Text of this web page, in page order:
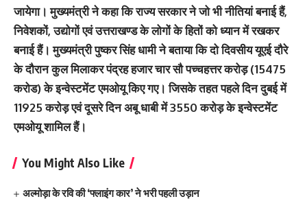
जायेगा। मुख्यमंत्री ने कहा कि राज्य सरकार ने जो भी नीतियां बनाई हैं,
निवेशकों, उद्योगों एवं उत्तराखण्ड के लोगों के हितों को ध्यान में रखकर
बनाई हैं। मुख्यमंत्री पुष्कर सिंह धामी ने बताया कि दो दिवसीय यूएई दौरे
के दौरान कुल मिलाकर पंद्रह हजार चार सौ पच्चहत्तर करोड़ (15475
करोड) के इन्वेस्टमेंट एमओयू किए गए। जिसके तहत पहले दिन दुबई में
11925 करोड़ एवं दूसरे दिन अबू धाबी में 3550 करोड़ के इन्वेस्टमेंट
एमओयू शामिल हैं।
You Might Also Like
अल्मोड़ा के रवि की ‘फ्लाइंग कार’ ने भरी पहली उड़ान